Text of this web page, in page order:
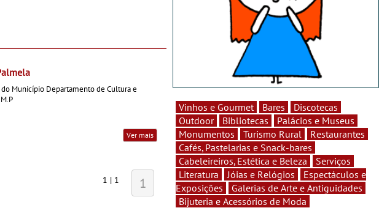
do Município Departamento de Cultura e
Ver mais
1 | 1 1
Vinhos e Gourmet Bares
Discotecas
Outdoor
Bibliotecas
Palácios e Museus
Monumentos
Turismo Rural
Restaurantes
Cafés, Pastelarias e Snack-bares
Cabeleireiros, Estética e Beleza
Serviços
Literatura
Jóias e Relógios
Espectáculos e
Exposições
Galerias de Arte e Antiguidades
Bijuteria e Acessórios de Moda